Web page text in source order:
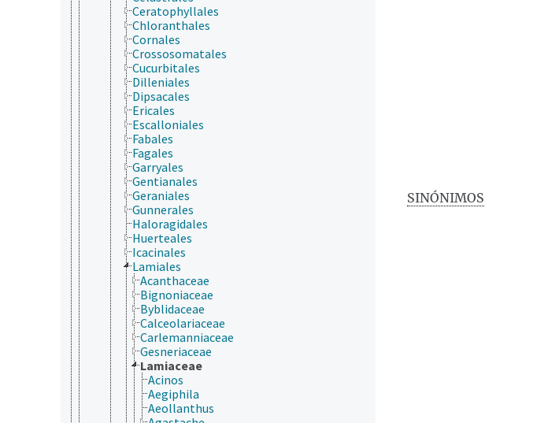
Ceratophyllales
Chloranthales
Cornales
Crossosomatales
Cucurbitales
Dilleniales
Dipsacales
Ericales
Escalloniales
Fabales
Fagales
Garryales
Gentianales
Geraniales
Gunnerales
Haloragidales
Huerteales
Icacinales
Lamiales
Acanthaceae
Bignoniaceae
Byblidaceae
Calceolariaceae
Carlemanniaceae
Gesneriaceae
Lamiaceae
Acinos
Aegiphila
Aeollanthus
SINÓNIMOS